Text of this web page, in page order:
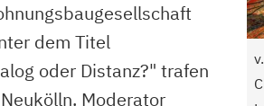
dem Titel
oder Distanz?" trafen
Moderator